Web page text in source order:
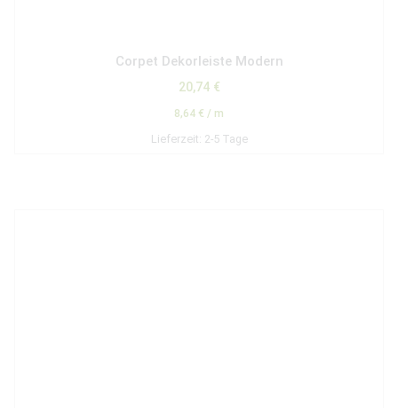
Corpet Dekorleiste Modern
20,74 €
8,64 € / m
Lieferzeit: 2-5 Tage